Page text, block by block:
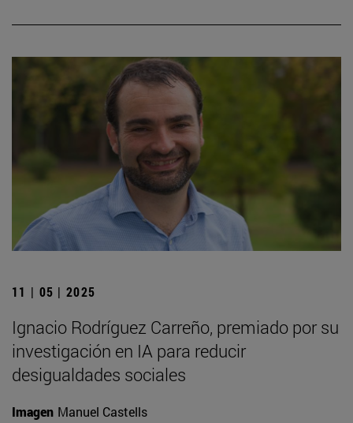
11 | 05 | 2025
Ignacio Rodríguez Carreño, premiado por su
investigación en IA para reducir
desigualdades sociales
Imagen Manuel Castells